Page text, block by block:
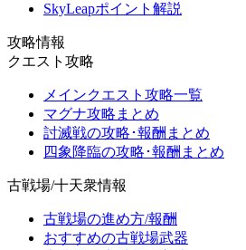
SkyLeapポイント解説
攻略情報
クエスト攻略
メインクエスト攻略一覧
マグナ攻略まとめ
討滅戦の攻略･報酬まとめ
四象降臨の攻略･報酬まとめ
古戦場/十天衆情報
古戦場の進め方/報酬
おすすめの古戦場武器